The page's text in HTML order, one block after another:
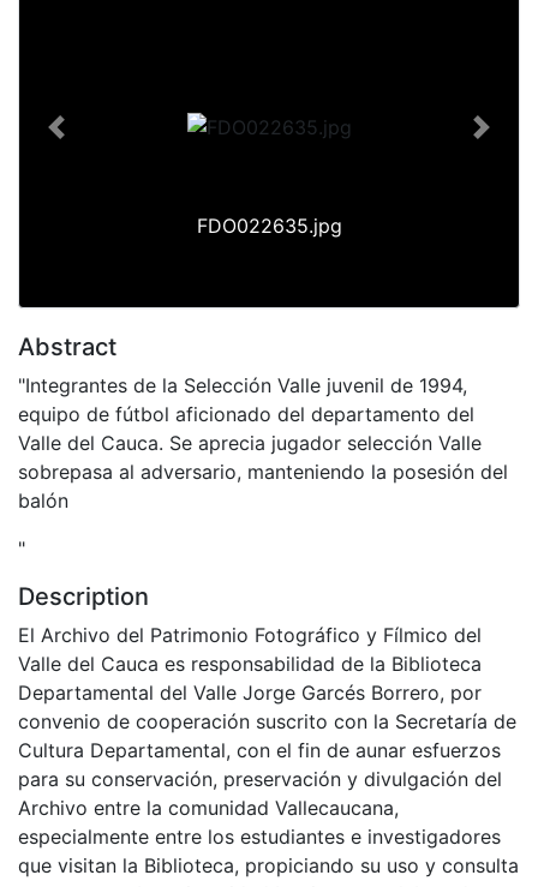
FDO022635.jpg
Previous Next
Abstract
"Integrantes de la Selección Valle juvenil de 1994,
equipo de fútbol aficionado del departamento del
Valle del Cauca. Se aprecia jugador selección Valle
sobrepasa al adversario, manteniendo la posesión del
balón
"
Description
El Archivo del Patrimonio Fotográfico y Fílmico del
Valle del Cauca es responsabilidad de la Biblioteca
Departamental del Valle Jorge Garcés Borrero, por
convenio de cooperación suscrito con la Secretaría de
Cultura Departamental, con el fin de aunar esfuerzos
para su conservación, preservación y divulgación del
Archivo entre la comunidad Vallecaucana,
especialmente entre los estudiantes e investigadores
que visitan la Biblioteca, propiciando su uso y consulta